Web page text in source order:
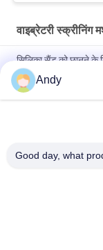
वाइब्रेटरी स्क्रीनिंग
सिलिका सैंड को छानने के
थरथरान्वित स्क्रीनिंग
स्पाइरल पैटर्न सामग्री
दानेदार और पाउडर
Andy
Good day, what